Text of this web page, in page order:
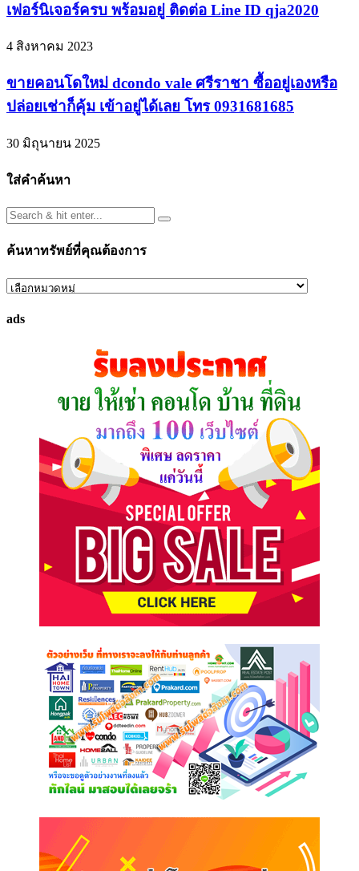
เฟอร์นิเจอร์ครบ พร้อมอยู่ ติดต่อ Line ID qja2020
4 สิงหาคม 2023
ขายคอนโดใหม่ dcondo vale ศรีราชา ซื้ออยู่เองหรือ
ปล่อยเช่าก็คุ้ม เข้าอยู่ได้เลย โทร 0931681685
30 มิถุนายน 2025
ใส่คำค้นหา
ค้นหาทรัพย์ที่คุณต้องการ
ค้นหา
ที่
ads